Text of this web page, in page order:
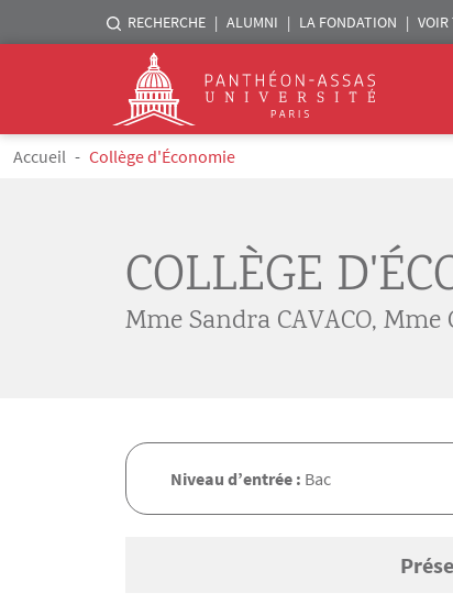
Aller au contenu principal
Menu liste sites Assas
RECHERCHE ALUMNI LA FONDATION VOIR
Logo
Fil d'Ariane
Accueil Collège d'Économie
COLLÈGE
Mme Sandra CAVACO, Mme
Niveau d’entrée : Bac